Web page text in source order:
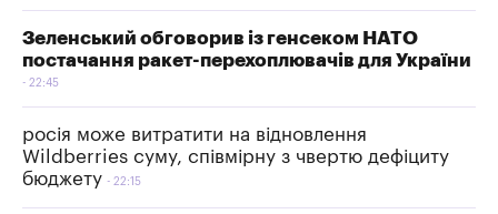
Зеленський обговорив із генсеком НАТО
постачання ракет-перехоплювачів для України
22:45
росія може витратити на відновлення
Wildberries суму, співмірну з чвертю дефіциту
бюджету
22:15